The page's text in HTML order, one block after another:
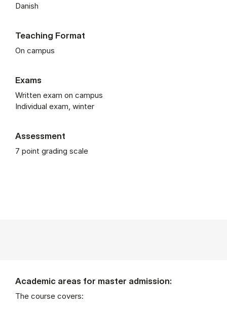
Danish
Teaching Format
On campus
Exams
Written exam on campus
Individual exam, winter
Assessment
7 point grading scale
Academic areas for master admission:
The course covers: